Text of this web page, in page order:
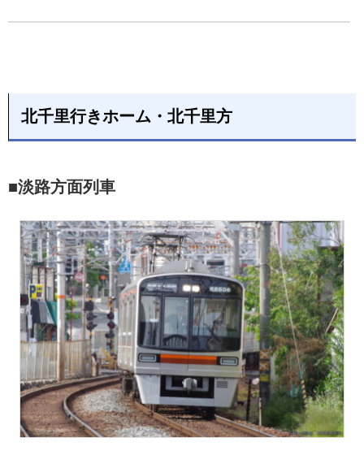
北千里行きホーム・北千里方
■淡路方面列車